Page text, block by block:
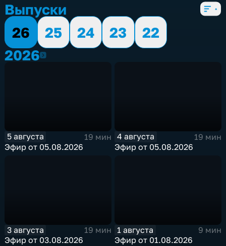
Выпуски
26
25 24 23
22
20262026
5 августа
19 мин
Эфир от 05.08.2026
4 августа
19 мин
Эфир от 05.08.2026
3 августа
19 мин
Эфир от 03.08.2026
1 августа
9 мин
Эфир от 01.08.2026